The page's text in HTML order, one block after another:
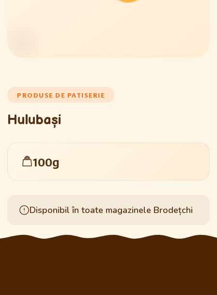
PRODUSE DE PATISERIE
Hulubași
100g
Disponibil în toate magazinele Brodețchi